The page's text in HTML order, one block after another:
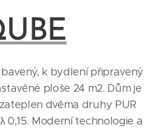
k bydlení připravený
ploše 24 m2. Dům je
dvěma druhy PUR
Moderní technologie a